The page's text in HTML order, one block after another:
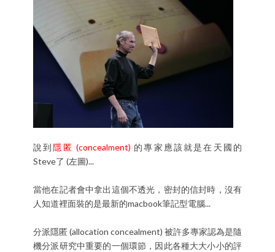
說到 隱匿 (concealment) 的專家應該就是在天國的
Steve了 (左圖)...
當他在記者會中拿出這個不透光，密封的信封時，沒有
人知道裡面裝的是最新的macbook筆記型電腦...
分派隱匿 (allocation concealment) 被許多專家認為是隨
機分派研究中重要的一個環節，因此各種大大小小的評